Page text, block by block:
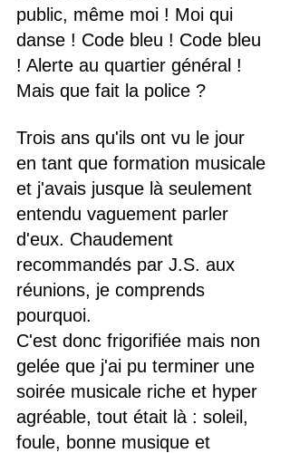
public, même moi ! Moi qui
danse ! Code bleu ! Code bleu
! Alerte au quartier général !
Mais que fait la police ?​
Trois ans qu'ils ont vu le jour
en tant que formation musicale
et j'avais jusque là seulement
entendu vaguement parler
d'eux. Chaudement
recommandés par J.S. aux
réunions, je comprends
pourquoi.
C'est donc frigorifiée mais non
gelée que j'ai pu terminer une
soirée musicale riche et hyper
agréable, tout était là : soleil,
foule, bonne musique et